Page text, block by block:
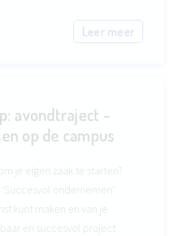
Leer meer
avondtraject -
op de campus
je eigen zaak te starten?
ondernemen'
kunt maken en van je
en succesvol project